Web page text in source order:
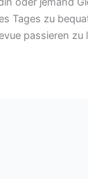
Tages zu
passieren